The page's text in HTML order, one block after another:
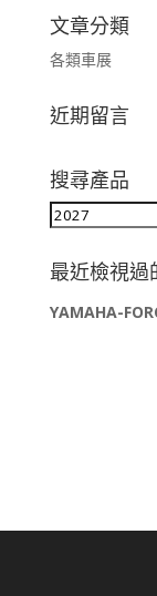
文章分類
各類車展
近期留言
搜尋產品
搜
關
字:
最近檢視過
YAMAHA-